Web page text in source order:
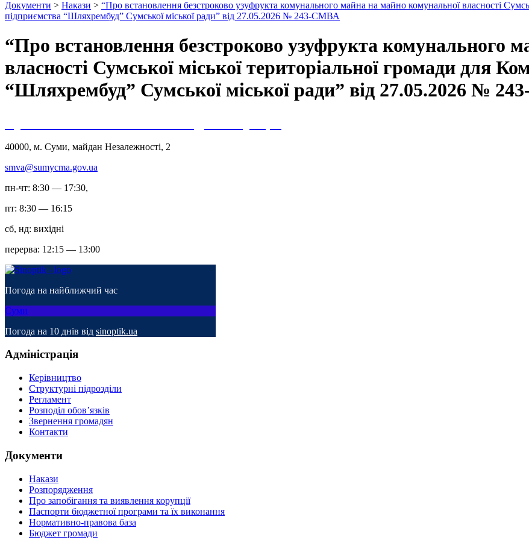
Документи > Накази > “Про встановлення безстроково узуфрукта комунального майна на майно комунальної власності
підприємства “Шляхрембуд” Сумської міської ради” від 27.05.2026 № 243-СМВА
“Про встановлення безстроково узуфрукта комунального
власності Сумської міської територіальної громади для
“Шляхрембуд” Сумської міської ради” від 27.05.2026 №
40000, м. Суми, майдан Незалежності, 2
smva@sumycma.gov.ua
пн-чт: 8:30 — 17:30,
пт: 8:30 — 16:15
сб, нд: вихідні
перерва: 12:15 — 13:00
Погода на найближчий час
Суми
Погода на 10 днів від sinoptik.ua
Адміністрація
Керівництво
Структурні підрозділи
Регламент
Розподіл обов’язків
Звернення громадян
Контакти
Документи
Накази
Розпорядження
Про запобігання та виявлення корупції
Паспорти бюджетної програми та їх виконання
Нормативно-правова база
Бюджет громади